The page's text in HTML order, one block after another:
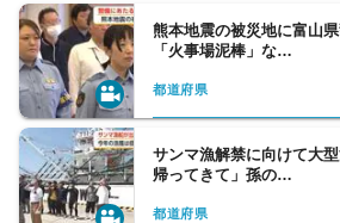
熊本地震の被災地に富山
「火事場泥棒」な…
都道府県
サンマ漁解禁に向けて大
帰ってきて」孫の…
都道府県